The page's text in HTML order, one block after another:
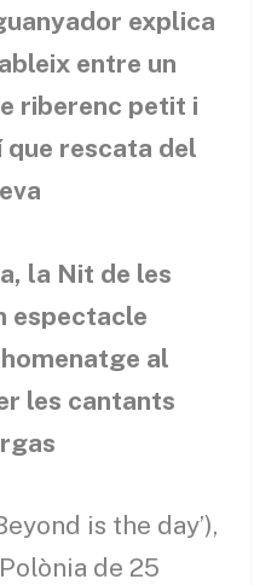
explica
entre un
riberenc petit i
rescata del
la Nit de les
espectacle
al
les cantants
is the day’),
de 25